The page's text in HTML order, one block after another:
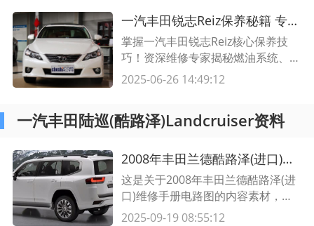
务。
一汽丰田锐志Reiz保养秘籍 专业维修师教你5大技巧延长爱车寿命
掌握一汽丰田锐志Reiz核心保养技
巧！资深维修专家揭秘燃油系统、电
池维护等关键点，附实用保养周期
2025-06-26 14:49:12
一汽丰田陆巡(酷路泽)Landcruiser资料
2008年丰田兰德酷路泽(进口)维修手册电路图及维护指南
这是关于2008年丰田兰德酷路泽(进
口)维修手册电路图的内容素材，包
含详细的维护指南和必备的维修手
2025-09-19 08:55:12